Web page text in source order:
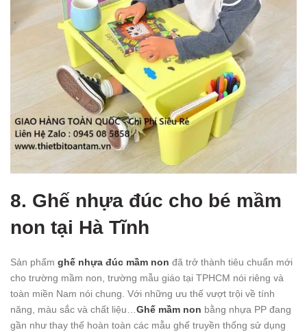
8. Ghế nhựa đúc cho bé mầm
non tại Hà Tĩnh
Sản phẩm ghế nhựa đúc mầm non đã trở thành tiêu chuẩn mới
cho trường mầm non, trường mẫu giáo tại TPHCM nói riêng và
toàn miền Nam nói chung. Với những ưu thế vượt trội về tính
năng, màu sắc và chất liệu… Ghế mầm non bằng nhựa PP đang
gần như thay thế hoàn toàn các mẫu ghế truyền thống sử dụng